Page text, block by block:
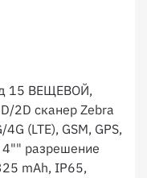
15 ВЕЩЕВОЙ,
2D сканер Zebra
(LTE), GSM, GPS,
4"" разрешение
mAh, IP65,